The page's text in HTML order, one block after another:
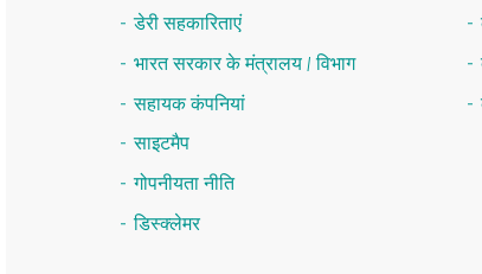
ब्याज दर पर परिपत्र - कार्यशील पूंजी वित्त
निदेशक मंडल (09 जून, 2017 की स्थिति )
डेरी सहकारिताएं
भारत सरकार के मंत्रालय / विभाग
सहायक कंपनियां
साइटमैप
गोपनीयता नीति
डिस्क्लेमर